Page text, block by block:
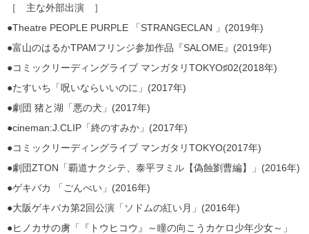
［ 主な外部出演 ］
●Theatre PEOPLE PURPLE 「STRANGECLAN 」(2019年)
●富山のはるかTPAMフリンジ参加作品『SALOME』(2019年)
●コミックリーディングライブ マンガタリTOKYO♯02(2018年)
●たすいち「呪いならいいのに」(2017年)
●劇団 猪と湖「悪の犬」(2017年)
●cineman:J.CLIP「終のすみか」(2017年)
●コミックリーディングライブ マンガタリTOKYO(2017年)
●劇団ZTON「覇道ナクシテ、泰平ヲミル【偽蝕劉曹編】」(2016年)
●ゲキバカ 「ごんべい」(2016年)
●大阪ゲキバカ第2回公演「ソドムの紅い月」(2016年)
●ヒノカサの虜「『トウヒコウ』～瞳の向こうカケロ少年少女～」